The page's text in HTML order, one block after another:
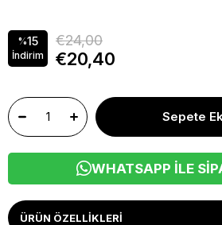
%15
İndirim
€24,00
€20,40
WHATSAPP İLE
ÜRÜN ÖZELLIKLERI